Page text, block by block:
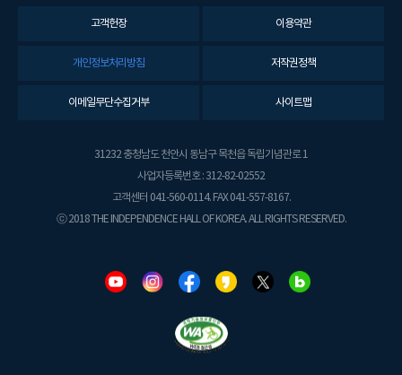
고객헌장 이용약관
개인정보처리방침 저작권정책
이메일무단수집거부 사이트맵
31232 충청남도 천안시 동남구 목천읍 독립기념관로 1
사업자등록번호 : 312-82-02552
고객센터 041-560-0114. FAX 041-557-8167.
ⓒ 2018 THE INDEPENDENCE HALL OF KOREA. ALL RIGHTS RESERVED.